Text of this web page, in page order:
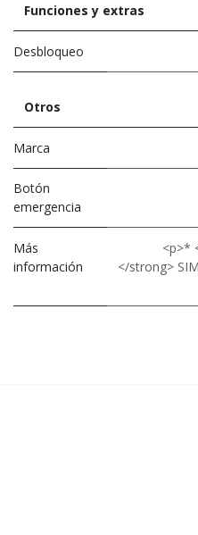
Funciones y extras
Desbloqueo
Otros
Marca
Botón
emergencia
Más
información
<p>*
</strong>